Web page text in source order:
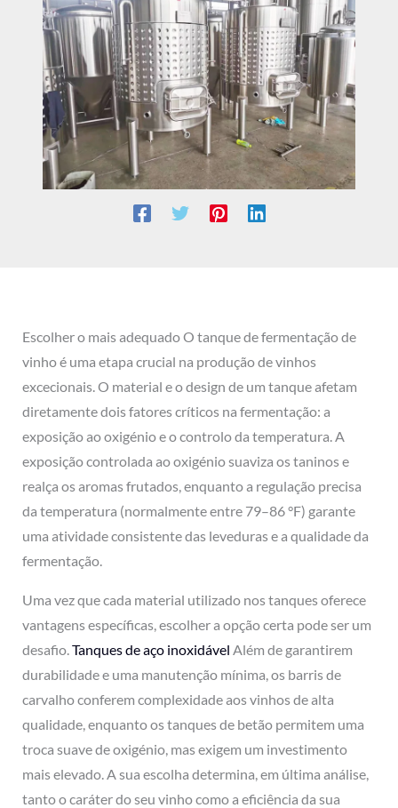
Escolher o mais adequadoO tanque de fermentação de
vinho é uma etapa crucial na produção de vinhos
excecionais. O material e o design de um tanque afetam
diretamente dois fatores críticos na fermentação: a
exposição ao oxigénio e o controlo da temperatura. A
exposição controlada ao oxigénio suaviza os taninos e
realça os aromas frutados, enquanto a regulação precisa
da temperatura (normalmente entre 79–86 °F) garante
uma atividade consistente das leveduras e a qualidade da
fermentação.
Uma vez que cada material utilizado nos tanques oferece
vantagens específicas, escolher a opção certa pode ser um
desafio.Tanques de aço inoxidável Além de garantirem
durabilidade e uma manutenção mínima, os barris de
carvalho conferem complexidade aos vinhos de alta
qualidade, enquanto os tanques de betão permitem uma
troca suave de oxigénio, mas exigem um investimento
mais elevado. A sua escolha determina, em última análise,
tanto o caráter do seu vinho como a eficiência da sua